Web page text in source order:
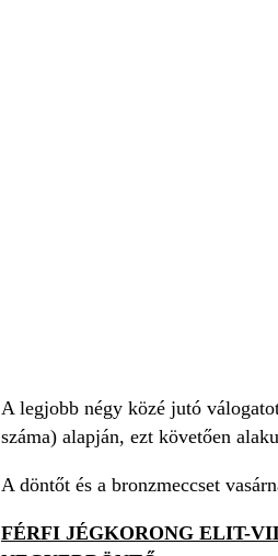
A legjobb négy közé jutó
száma) alapján, ezt követően
A döntőt és a bronzmeccset
FÉRFI JÉGKORONG ELIT-